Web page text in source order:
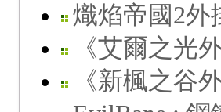
熾焰帝國2外
《艾爾之光
《新楓之谷